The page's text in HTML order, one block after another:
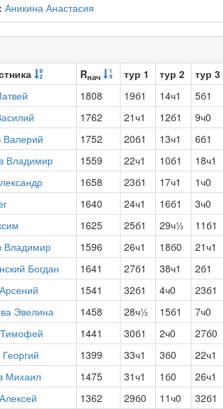
Аникина Анастасия
Rнач тур 1 тур 2 тур 3
1808 19б1 14ч1 5б1
1762 21ч1 12б1 9ч0
1752 20б1 13ч1 6б1
Владимир 1559 22ч1 10б1 18ч1
1658 23б1 17ч1 1ч0
1640 24ч1 16б1 3ч0
1625 25б1 29ч½ 11б1
Владимир 1596 26ч1 18б0 21ч1
Богдан 1641 27б1 38ч1 2б1
1541 32б1 4ч0 23б1
Эвелина 1458 28ч½ 15б1 7ч0
1441 30б1 2ч0 27б0
1399 33ч1 3б0 22ч1
Михаил 1475 31ч1 1б0 26ч1
1362 29б0 11ч0 32б1